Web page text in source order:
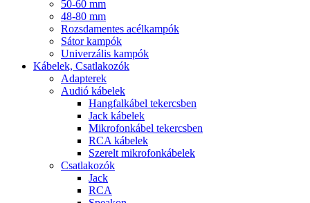
50-60 mm
48-80 mm
Rozsdamentes acélkampók
Sátor kampók
Univerzális kampók
Kábelek, Csatlakozók
Adapterek
Audió kábelek
Hangfalkábel tekercsben
Jack kábelek
Mikrofonkábel tekercsben
RCA kábelek
Szerelt mikrofonkábelek
Csatlakozók
Jack
RCA